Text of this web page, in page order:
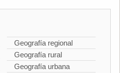
Geografía regional
Geografía rural
Geografía urbana